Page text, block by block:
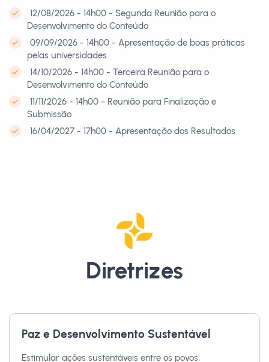
12/08/2026 - 14h00 - Segunda Reunião para o
Desenvolvimento do Conteúdo
09/09/2026 - 14h00 - Apresentação de boas práticas
pelas universidades
14/10/2026 - 14h00 - Terceira Reunião para o
Desenvolvimento do Conteúdo
11/11/2026 - 14h00 - Reunião para Finalização e
Submissão
16/04/2027 - 17h00 - Apresentação dos Resultados
Diretrizes
Paz e Desenvolvimento Sustentável
Estimular ações sustentáveis entre os povos,